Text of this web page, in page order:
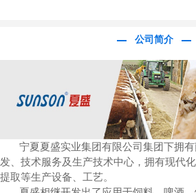
公司简介
宁夏夏盛实业集团有限公司集团下拥有
发、技术服务及生产技术中心，拥有现代
提取等生产设备、工艺。